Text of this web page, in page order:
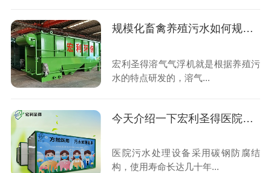
规模化畜禽养殖污水如何规范处理？
宏利圣得溶气气浮机就是根据养殖污
水的特点研发的，溶气...
今天介绍一下宏利圣得医院一体化污水处理设备
医院污水处理设备采用碳钢防腐结
构，使用寿命长达几十年...